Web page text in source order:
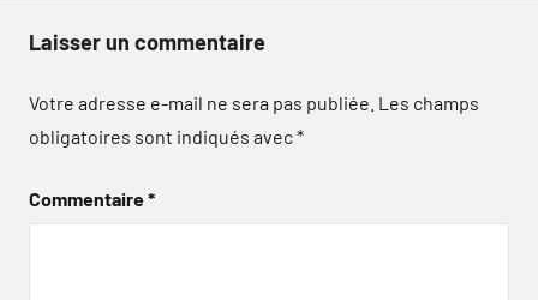
Laisser un commentaire
Votre adresse e-mail ne sera pas publiée. Les champs
obligatoires sont indiqués avec*
Commentaire*